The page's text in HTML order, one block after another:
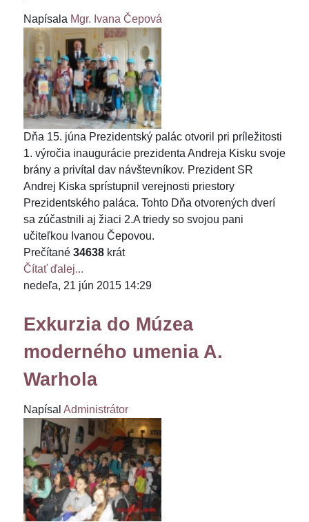
Napísala Mgr. Ivana Čepová
Dňa 15. júna Prezidentský palác otvoril pri príležitosti
1. výročia inaugurácie prezidenta Andreja Kisku svoje
brány a privítal dav návštevníkov. Prezident SR
Andrej Kiska sprístupnil verejnosti priestory
Prezidentského paláca. Tohto Dňa otvorených dverí
sa zúčastnili aj žiaci 2.A triedy so svojou pani
učiteľkou Ivanou Čepovou.
Prečítané 34638 krát
Čítať ďalej...
nedeľa, 21 jún 2015 14:29
Exkurzia do Múzea
moderného umenia A.
Warhola
Napísal Administrátor